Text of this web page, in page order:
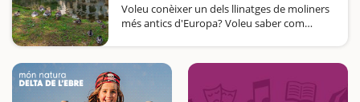
Voleu conèixer un dels llinatges de moliners
més antics d'Europa? Voleu saber com
vostre lloc és el Molí…